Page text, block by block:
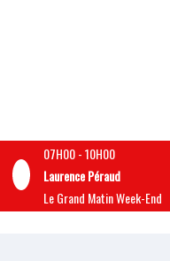
07H00-10H00
Laurence Péraud
Le Grand Matin Week-End